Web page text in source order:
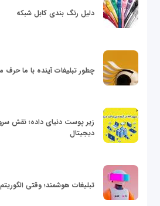
دلیل رنگ بندی کابل شبکه
چطور تبلیغات آینده با ما حرف
دیجیتال
تبلیغات هوشمند؛ وقتی